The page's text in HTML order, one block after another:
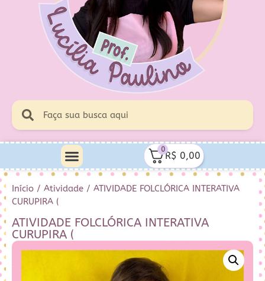
0
R$ 0,00
Início / Atividade / ATIVIDADE FOLCLÓRICA INTERATIVA
CURUPIRA (
ATIVIDADE FOLCLÓRICA INTERATIVA
CURUPIRA (